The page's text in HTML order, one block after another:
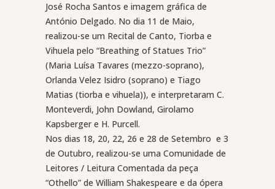
José Rocha Santos e imagem gráfica de
António Delgado. No dia 11 de Maio,
realizou-se um Recital de Canto, Tiorba e
Vihuela pelo “Breathing of Statues Trio”
(Maria Luísa Tavares (mezzo-soprano),
Orlanda Velez Isidro (soprano) e Tiago
Matias (tiorba e vihuela)), e interpretaram C.
Monteverdi, John Dowland, Girolamo
Kapsberger e H. Purcell.
Nos dias 18, 20, 22, 26 e 28 de Setembro e 3
de Outubro, realizou-se uma Comunidade de
Leitores / Leitura Comentada da peça
“Othello” de William Shakespeare e da ópera